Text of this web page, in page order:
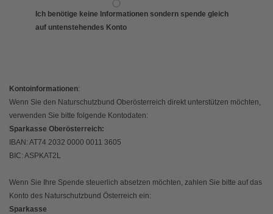
Ich benötige keine Informationen sondern spende gleich
auf untenstehendes Konto
Kontoinformationen:
Wenn Sie den Naturschutzbund Oberösterreich direkt unterstützen möchten,
verwenden Sie bitte folgende Kontodaten:
Sparkasse Oberösterreich:
IBAN: AT74 2032 0000 0011 3605
BIC: ASPKAT2L
Wenn Sie Ihre Spende steuerlich absetzen möchten, zahlen Sie bitte auf das
Konto des Naturschutzbund Österreich ein:
Sparkasse